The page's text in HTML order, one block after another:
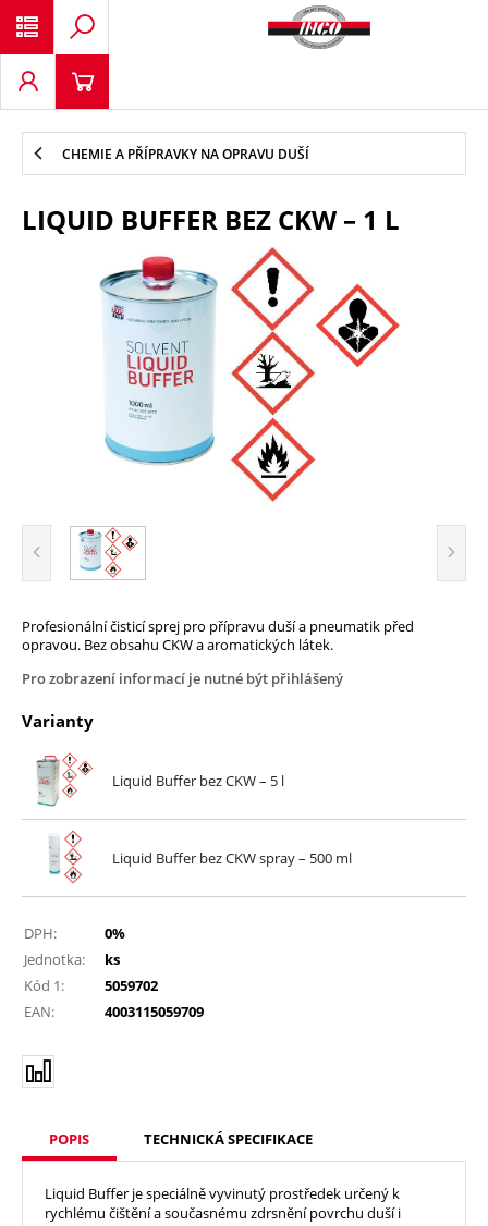
CHEMIE A PŘÍPRAVKY NA OPRAVU DUŠÍ
LIQUID BUFFER BEZ CKW – 1 L
Profesionální čisticí sprej pro přípravu duší a pneumatik před
opravou. Bez obsahu CKW a aromatických látek.
Pro zobrazení informací je nutné být přihlášený
Varianty
Liquid Buffer bez CKW – 5 l
Liquid Buffer bez CKW spray – 500 ml
DPH:
0%
Jednotka:
ks
Kód 1:
5059702
EAN:
4003115059709
POPIS TECHNICKÁ SPECIFIKACE
Liquid Buffer je speciálně vyvinutý prostředek určený k
rychlému čištění a současnému zdrsnění povrchu duší i